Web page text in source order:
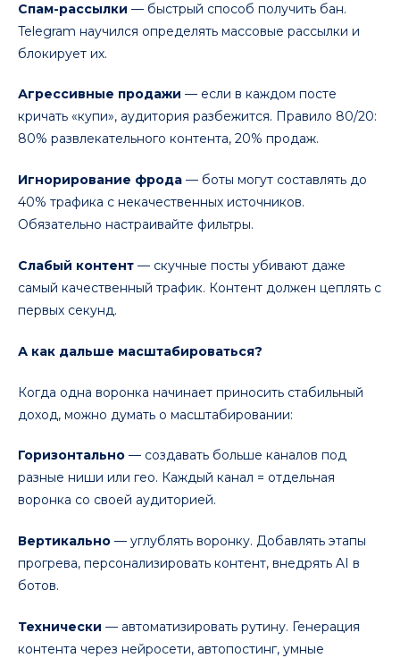
Спам-рассылки — быстрый способ получить бан.
Telegram научился определять массовые рассылки и
блокирует их.
Агрессивные продажи — если в каждом посте
кричать «купи», аудитория разбежится. Правило 80/20:
80% развлекательного контента, 20% продаж.
Игнорирование фрода — боты могут составлять до
40% трафика с некачественных источников.
Обязательно настраивайте фильтры.
Слабый контент — скучные посты убивают даже
самый качественный трафик. Контент должен цеплять с
первых секунд.
А как дальше масштабироваться?
Когда одна воронка начинает приносить стабильный
доход, можно думать о масштабировании:
Горизонтально — создавать больше каналов под
разные ниши или гео. Каждый канал = отдельная
воронка со своей аудиторией.
Вертикально — углублять воронку. Добавлять этапы
прогрева, персонализировать контент, внедрять AI в
ботов.
Технически — автоматизировать рутину. Генерация
контента через нейросети, автопостинг, умные